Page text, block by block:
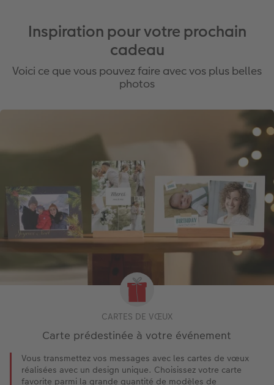
Inspiration pour votre prochain
cadeau
Voici ce que vous pouvez faire avec vos plus belles
photos
CARTES DE VŒUX
Carte prédestinée à votre événement
Vous transmettez vos messages avec les cartes de vœux
réalisées avec un design unique. Choisissez votre carte
favorite parmi la grande quantité de modèles de